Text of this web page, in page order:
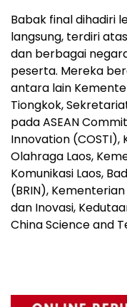
Babak final dihadiri
langsung, terdiri
dan berbagai
peserta. Mereka
antara lain
Tiongkok,
pada ASEAN
Innovation (COSTI),
Olahraga Laos,
Komunikasi Laos,
(BRIN), Kementerian
dan Inovasi,
China Science and